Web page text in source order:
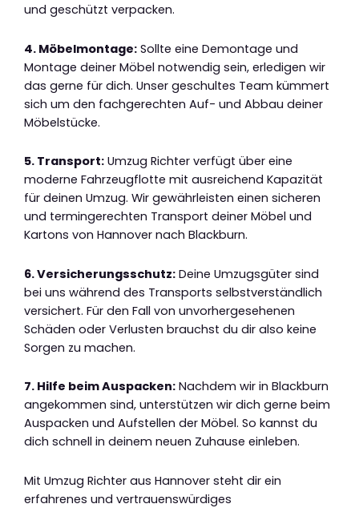
und geschützt verpacken.
4. Möbelmontage: Sollte eine Demontage und
Montage deiner Möbel notwendig sein, erledigen wir
das gerne für dich. Unser geschultes Team kümmert
sich um den fachgerechten Auf- und Abbau deiner
Möbelstücke.
5. Transport: Umzug Richter verfügt über eine
moderne Fahrzeugflotte mit ausreichend Kapazität
für deinen Umzug. Wir gewährleisten einen sicheren
und termingerechten Transport deiner Möbel und
Kartons von Hannover nach Blackburn.
6. Versicherungsschutz: Deine Umzugsgüter sind
bei uns während des Transports selbstverständlich
versichert. Für den Fall von unvorhergesehenen
Schäden oder Verlusten brauchst du dir also keine
Sorgen zu machen.
7. Hilfe beim Auspacken: Nachdem wir in Blackburn
angekommen sind, unterstützen wir dich gerne beim
Auspacken und Aufstellen der Möbel. So kannst du
dich schnell in deinem neuen Zuhause einleben.
Mit Umzug Richter aus Hannover steht dir ein
erfahrenes und vertrauenswürdiges